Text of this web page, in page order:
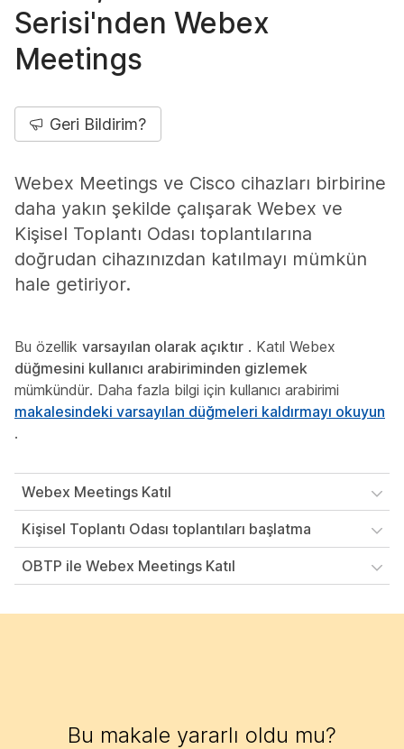
Serisi'nden Webex
Meetings
Geri Bildirim?
Webex Meetings ve Cisco cihazları birbirine
daha yakın şekilde çalışarak Webex ve
Kişisel Toplantı Odası toplantılarına
doğrudan cihazınızdan katılmayı mümkün
hale getiriyor.
Bu özellik varsayılan olarak açıktır . Katıl Webex
düğmesini kullanıcı arabiriminden gizlemek
mümkündür. Daha fazla bilgi için kullanıcı arabirimi
makalesindeki varsayılan düğmeleri kaldırmayı okuyun
.
Webex Meetings Katıl
Kişisel Toplantı Odası toplantıları başlatma
OBTP ile Webex Meetings Katıl
Bu makale yararlı oldu mu?